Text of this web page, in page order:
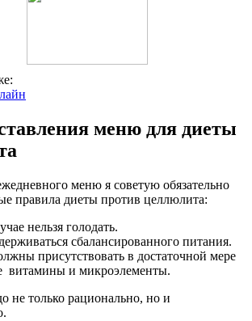
меню для диеты
меню я советую обязательно
правила диеты против целлюлита:
нельзя голодать.
сбалансированного питания.
присутствовать в достаточной мере
витамины и микроэлементы.
не только рационально, но и